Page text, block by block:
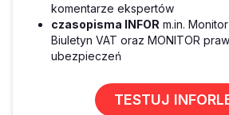
komentarze ekspertów
czasopisma INFOR m.in.
Biuletyn VAT oraz MONITOR
ubezpieczeń
TESTUJ